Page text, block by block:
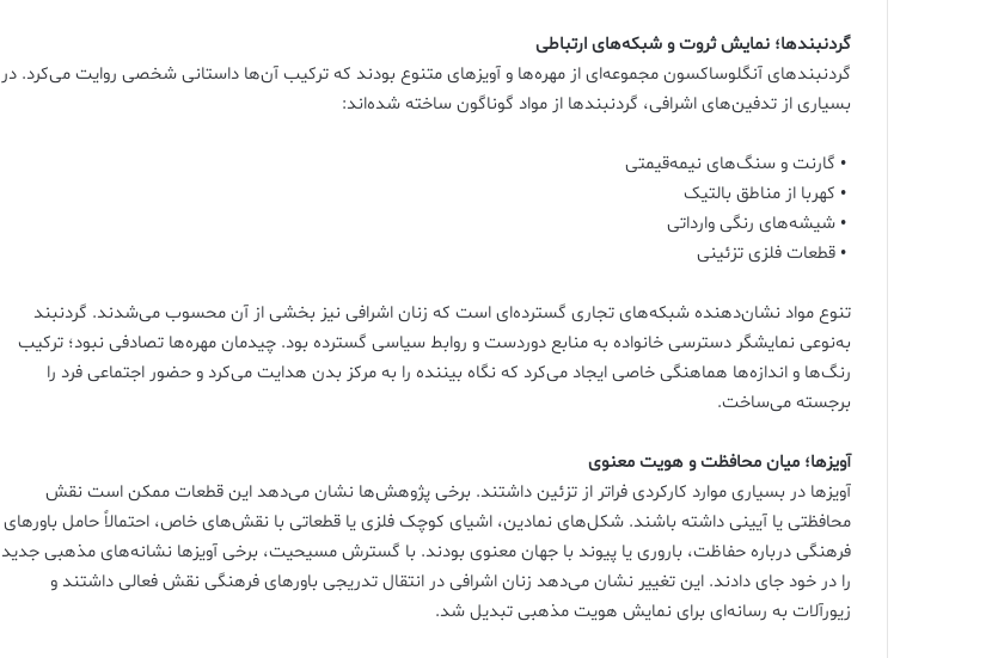
گردنبندها؛ نمایش ثروت و شبکه‌های ارتباطی
گردنبندهای آنگلوساکسون مجموعه‌ای از مهره‌ها و آویزهای متنوع بودند که ترکیب آن‌ها داستانی شخصی روایت می‌کرد. در
بسیاری از تدفین‌های اشرافی، گردنبندها از مواد گوناگون ساخته شده‌اند:
• گارنت و سنگ‌های نیمه‌قیمتی
• کهربا از مناطق بالتیک
• شیشه‌های رنگی وارداتی
• قطعات فلزی تزئینی
تنوع مواد نشان‌دهنده شبکه‌های تجاری گسترده‌ای است که زنان اشرافی نیز بخشی از آن محسوب می‌شدند. گردنبند
به‌نوعی نمایشگر دسترسی خانواده به منابع دوردست و روابط سیاسی گسترده بود. چیدمان مهره‌ها تصادفی نبود؛ ترکیب
رنگ‌ها و اندازه‌ها هماهنگی خاصی ایجاد می‌کرد که نگاه بیننده را به مرکز بدن هدایت می‌کرد و حضور اجتماعی فرد را
برجسته می‌ساخت.
آویزها؛ میان محافظت و هویت معنوی
آویزها در بسیاری موارد کارکردی فراتر از تزئین داشتند. برخی پژوهش‌ها نشان می‌دهد این قطعات ممکن است نقش
محافظتی یا آیینی داشته باشند. شکل‌های نمادین، اشیای کوچک فلزی یا قطعاتی با نقش‌های خاص، احتمالاً حامل باورهای
فرهنگی درباره حفاظت، باروری یا پیوند با جهان معنوی بودند. با گسترش مسیحیت، برخی آویزها نشانه‌های مذهبی جدید
را در خود جای دادند. این تغییر نشان می‌دهد زنان اشرافی در انتقال تدریجی باورهای فرهنگی نقش فعالی داشتند و
زیورآلات به رسانه‌ای برای نمایش هویت مذهبی تبدیل شد.